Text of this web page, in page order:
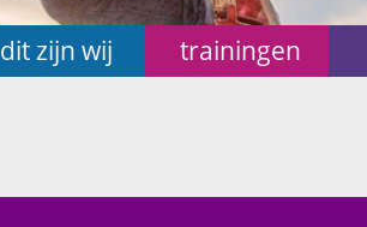
dit zijn wij trainingen